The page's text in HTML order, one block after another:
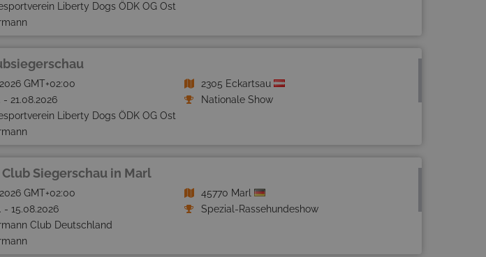
Liberty Dogs ÖDK OG Ost
GMT+02:00
- 21.08.2026
Liberty Dogs ÖDK OG Ost
2305 Eckartsau
Nationale Show
Club Siegerschau in Marl
GMT+02:00
- 15.08.2026
Club Deutschland
45770 Marl
Spezial-Rassehundeshow